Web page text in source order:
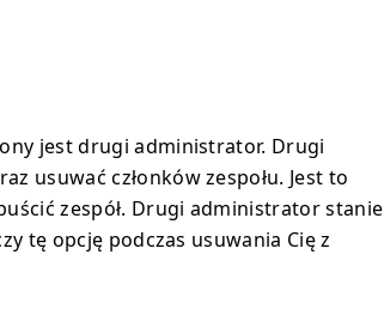
jest drugi administrator. Drugi
usuwać członków zespołu. Jest to
zespół. Drugi administrator stanie
tę opcję podczas usuwania Cię z